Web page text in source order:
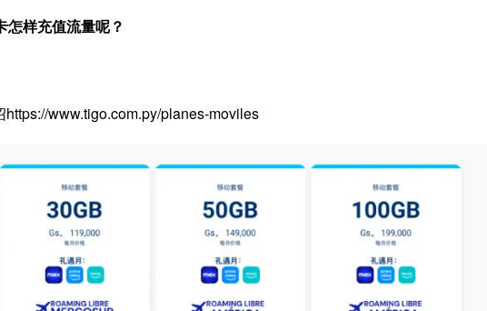
样充值流量呢？
www.tigo.com.py/planes-moviles